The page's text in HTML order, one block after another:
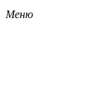
Меню